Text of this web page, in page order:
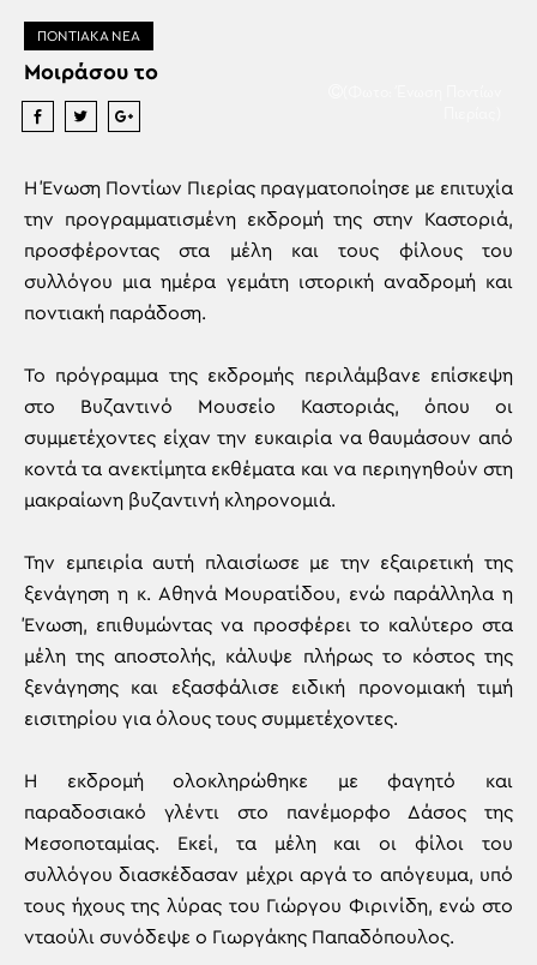
ΠΟΝΤΙΑΚΑ ΝΕΑ
Μοιράσου το
Η Ένωση Ποντίων Πιερίας πραγματοποίησε με επιτυχία
την προγραμματισμένη εκδρομή της στην Καστοριά,
προσφέροντας στα μέλη και τους φίλους του
συλλόγου μια ημέρα γεμάτη ιστορική αναδρομή και
ποντιακή παράδοση.
Το πρόγραμμα της εκδρομής περιλάμβανε επίσκεψη
στο Βυζαντινό Μουσείο Καστοριάς, όπου οι
συμμετέχοντες είχαν την ευκαιρία να θαυμάσουν από
κοντά τα ανεκτίμητα εκθέματα και να περιηγηθούν στη
μακραίωνη βυζαντινή κληρονομιά.
Την εμπειρία αυτή πλαισίωσε με την εξαιρετική της
ξενάγηση η κ. Αθηνά Μουρατίδου, ενώ παράλληλα η
Ένωση, επιθυμώντας να προσφέρει το καλύτερο στα
μέλη της αποστολής, κάλυψε πλήρως το κόστος της
ξενάγησης και εξασφάλισε ειδική προνομιακή τιμή
εισιτηρίου για όλους τους συμμετέχοντες.
Η εκδρομή ολοκληρώθηκε με φαγητό και
παραδοσιακό γλέντι στο πανέμορφο Δάσος της
Μεσοποταμίας. Εκεί, τα μέλη και οι φίλοι του
συλλόγου διασκέδασαν μέχρι αργά το απόγευμα, υπό
τους ήχους της λύρας του Γιώργου Φιρινίδη, ενώ στο
νταούλι συνόδεψε ο Γιωργάκης Παπαδόπουλος.